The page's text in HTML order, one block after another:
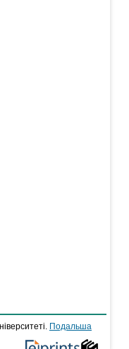
Подальша